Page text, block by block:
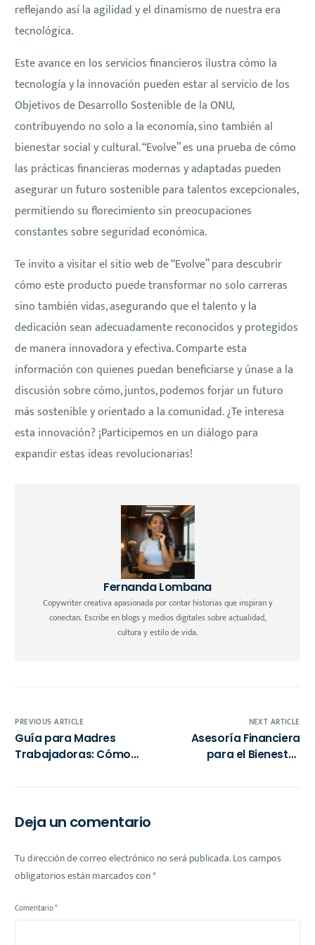
reflejando así la agilidad y el dinamismo de nuestra era
tecnológica.
Este avance en los servicios financieros ilustra cómo la
tecnología y la innovación pueden estar al servicio de los
Objetivos de Desarrollo Sostenible de la ONU,
contribuyendo no solo a la economía, sino también al
bienestar social y cultural. “Evolve” es una prueba de cómo
las prácticas financieras modernas y adaptadas pueden
asegurar un futuro sostenible para talentos excepcionales,
permitiendo su florecimiento sin preocupaciones
constantes sobre seguridad económica.
Te invito a visitar el sitio web de “Evolve” para descubrir
cómo este producto puede transformar no solo carreras
sino también vidas, asegurando que el talento y la
dedicación sean adecuadamente reconocidos y protegidos
de manera innovadora y efectiva. Comparte esta
información con quienes puedan beneficiarse y únase a la
discusión sobre cómo, juntos, podemos forjar un futuro
más sostenible y orientado a la comunidad. ¿Te interesa
esta innovación? ¡Participemos en un diálogo para
expandir estas ideas revolucionarias!
Fernanda Lombana
Copywriter creativa apasionada por contar historias que inspiran y
conectan. Escribe en blogs y medios digitales sobre actualidad,
cultura y estilo de vida.
PREVIOUS ARTICLE
Guía para Madres
Trabajadoras: Cómo
en México
NEXT ARTICLE
Asesoría Financiera
para el Bienestar
Deja un comentario
Tu dirección de correo electrónico no será publicada.Los campos
obligatorios están marcados con*
Comentario*